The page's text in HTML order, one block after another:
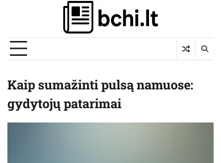
Kaip sumažinti pulsą namuose:
gydytojų patarimai